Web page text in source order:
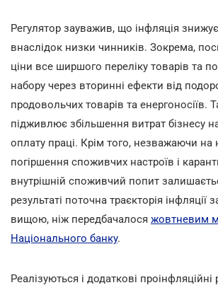
Регулятор зауважив, що інфляція
внаслідок низки чинників. Зокрема,
ціни все ширшого переліку товарів та
набору через вторинні ефекти від
продовольчих товарів та енергоносіїв.
підживлює збільшення витрат бізнесу
оплату праці. Крім того, незважаючи на
погіршення споживчих настроїв і
внутрішній споживчий попит
результаті поточна траєкторія інфляції
вищою, ніж передбачалося жовтневим
Національного банку.
Реалізуються і додаткові проінфляційні